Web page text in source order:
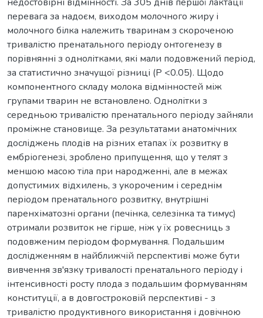
перевага за надоєм, виходом молочного жиру і
молочного білка належить тваринам з скороченою
тривалістю пренатального періоду онтогенезу в
порівнянні з однолітками, які мали подовжений період,
за статистично значущої різниці (Р <0.05). Щодо
компонентного складу молока відмінностей між
групами тварин не встановлено. Однолітки з
середньою тривалістю пренатального періоду зайняли
проміжне становище. За результатами анатомічних
досліджень плодів на різних етапах їх розвитку в
ембріогенезі, зроблено припущення, що у телят з
меншою масою тіла при народженні, але в межах
допустимих відхилень, з укороченим і середнім
періодом пренатального розвитку, внутрішні
паренхіматозні органи (печінка, селезінка та тимус)
отримали розвиток не гірше, ніж у їх ровесниць з
подовженим періодом формування. Подальшим
дослідженням в найближчій перспективі може бути
вивчення зв'язку тривалості пренатального періоду і
інтенсивності росту плода з подальшим формуванням
конституції, а в довгостроковій перспективі - з
тривалістю продуктивного використання і довічною